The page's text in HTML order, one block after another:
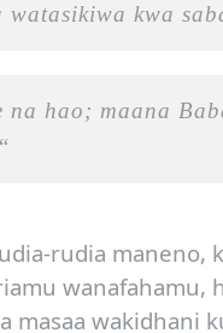
kwa
na hao; maana
rudia
masaa wakidhani